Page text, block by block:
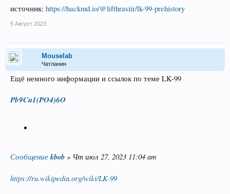
источник: https://hackmd.io/@lifthrasiir/lk-99-prehistory
5 Август 2023
Mouselab
Чатланин
Ещё немного информации и ссылок по теме LK-99
Pb9Cu1(PO4)6O
Сообщениеkbob » Чт июл 27, 2023 11:04 am
https://ru.wikipedia.org/wiki/LK-99